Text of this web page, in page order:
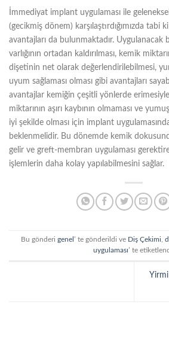
İmmediyat implant uygulaması ile
(gecikmiş dönem) karşılaştırdığımızda tabi
avantajları da bulunmaktadır. Uygulanacak
varlığının ortadan kaldırılması, kemik
dişetinin net olarak değerlendirilebilmesi,
uyum sağlaması olması gibi avantajları
avantajlar kemiğin çeşitli yönlerde
miktarının aşırı kaybının olmaması ve
iyi şekilde olması için implant
beklenmelidir. Bu dönemde kemik
gelir ve greft-membran uygulaması
işlemlerin daha kolay yapılabilmesini sağlar.
Bu gönderi genel ’ te gönderildi ve Diş Çekimi
uygulaması’ te